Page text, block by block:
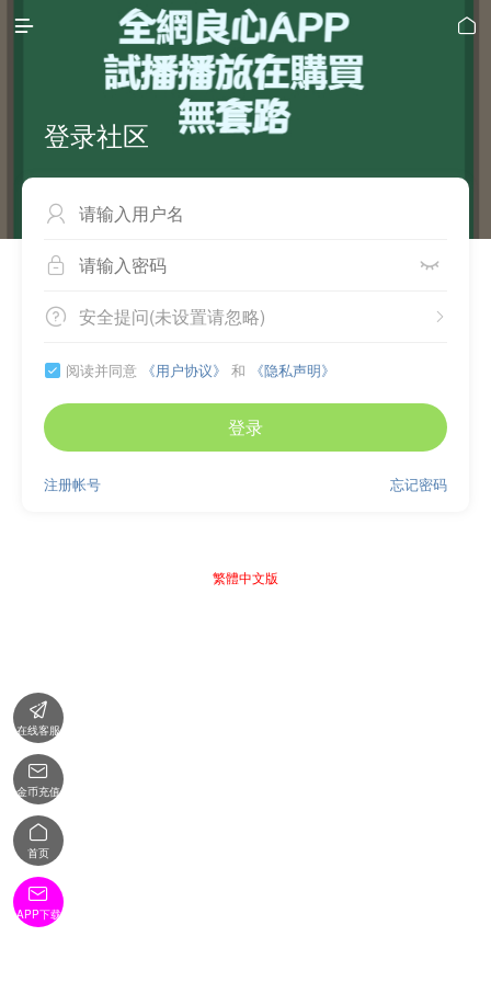
 
登录社区

 
 
安全提问(未设置请忽略)
 阅读并同意 《用户协议》 和 《隐私声明》
登录
忘记密码
注册帐号
繁體中文版

在线客服

金币充值

首页

APP下载